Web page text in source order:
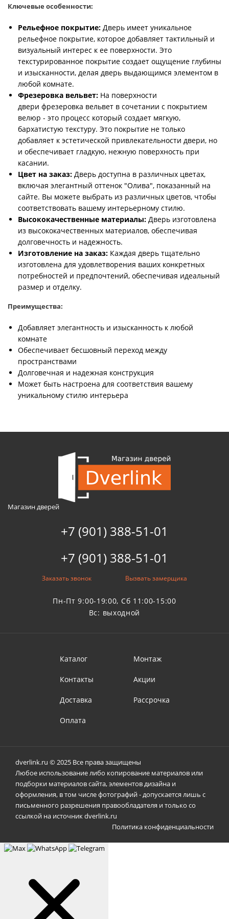
Ключевые особенности:
Рельефное покрытие: Дверь имеет уникальное
рельефное покрытие, которое добавляет тактильный и
визуальный интерес к ее поверхности. Это
текстурированное покрытие создает ощущение глубины
и изысканности, делая дверь выдающимся элементом в
любой комнате.
Фрезеровка вельвет: На поверхности
двери фрезеровка вельвет в сочетании с покрытием
велюр - это процесс который создает мягкую,
бархатистую текстуру. Это покрытие не только
добавляет к эстетической привлекательности двери, но
и обеспечивает гладкую, нежную поверхность при
касании.
Цвет на заказ: Дверь доступна в различных цветах,
включая элегантный оттенок "Олива", показанный на
сайте. Вы можете выбрать из различных цветов, чтобы
соответствовать вашему интерьерному стилю.
Высококачественные материалы: Дверь изготовлена
из высококачественных материалов, обеспечивая
долговечность и надежность.
Изготовление на заказ: Каждая дверь тщательно
изготовлена для удовлетворения ваших конкретных
потребностей и предпочтений, обеспечивая идеальный
размер и отделку.
Преимущества:
Добавляет элегантность и изысканность к любой
комнате
Обеспечивает бесшовный переход между
пространствами
Долговечная и надежная конструкция
Может быть настроена для соответствия вашему
уникальному стилю интерьера
Магазин дверей
+7 (901) 388-51-01
+7 (901) 388-51-01
Заказать звонок Вызвать замерщика
Пн-Пт 9:00-19:00, Сб 11:00-15:00
Вс: выходной
Каталог
Контакты
Доставка
Оплата
Монтаж
Акции
Рассрочка
dverlink.ru © 2025 Все права защищены
Любое использование либо копирование материалов или
подборки материалов сайта, элементов дизайна и
оформления, в том числе фотографий - допускается лишь с
письменного разрешения правообладателя и только со
ссылкой на источник dverlink.ru
Политика конфиденциальности